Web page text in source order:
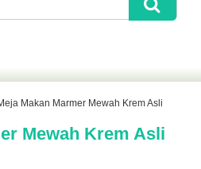
Makan Marmer Mewah Krem Asli
Mewah Krem Asli